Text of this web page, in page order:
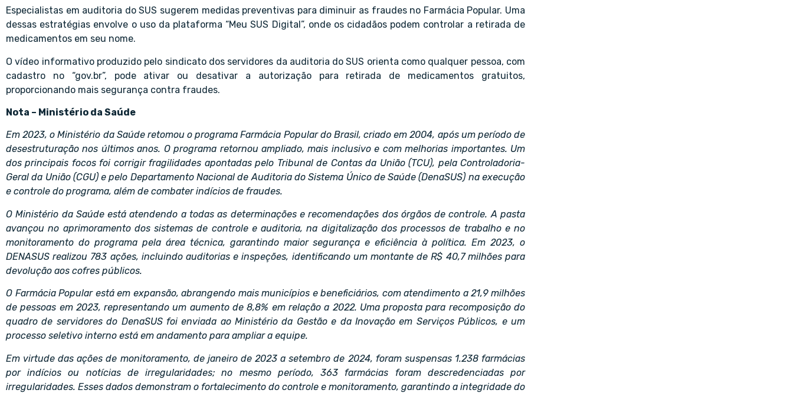
Especialistas em auditoria do SUS sugerem medidas preventivas para diminuir as fraudes no Farmácia Popular. Uma
dessas estratégias envolve o uso da plataforma “Meu SUS Digital”, onde os cidadãos podem controlar a retirada de
medicamentos em seu nome.
O vídeo informativo produzido pelo sindicato dos servidores da auditoria do SUS orienta como qualquer pessoa, com
cadastro no “gov.br”, pode ativar ou desativar a autorização para retirada de medicamentos gratuitos,
proporcionando mais segurança contra fraudes.
Nota – Ministério da Saúde
Em 2023, o Ministério da Saúde retomou o programa Farmácia Popular do Brasil, criado em 2004, após um período de
desestruturação nos últimos anos. O programa retornou ampliado, mais inclusivo e com melhorias importantes. Um
dos principais focos foi corrigir fragilidades apontadas pelo Tribunal de Contas da União (TCU), pela Controladoria-
Geral da União (CGU) e pelo Departamento Nacional de Auditoria do Sistema Único de Saúde (DenaSUS) na execução
e controle do programa, além de combater indícios de fraudes.
O Ministério da Saúde está atendendo a todas as determinações e recomendações dos órgãos de controle. A pasta
avançou no aprimoramento dos sistemas de controle e auditoria, na digitalização dos processos de trabalho e no
monitoramento do programa pela área técnica, garantindo maior segurança e eficiência à política. Em 2023, o
DENASUS realizou 783 ações, incluindo auditorias e inspeções, identificando um montante de R$ 40,7 milhões para
devolução aos cofres públicos.
O Farmácia Popular está em expansão, abrangendo mais municípios e beneficiários, com atendimento a 21,9 milhões
de pessoas em 2023, representando um aumento de 8,8% em relação a 2022. Uma proposta para recomposição do
quadro de servidores do DenaSUS foi enviada ao Ministério da Gestão e da Inovação em Serviços Públicos, e um
processo seletivo interno está em andamento para ampliar a equipe.
Em virtude das ações de monitoramento, de janeiro de 2023 a setembro de 2024, foram suspensas 1.238 farmácias
por indícios ou notícias de irregularidades; no mesmo período, 363 farmácias foram descredenciadas por
irregularidades. Esses dados demonstram o fortalecimento do controle e monitoramento, garantindo a integridade do